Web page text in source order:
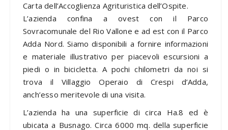
Carta dell’Accoglienza Agrituristica dell’Ospite.
L’azienda confina a ovest con il Parco
Sovracomunale del Rio Vallone e ad est con il Parco
Adda Nord. Siamo disponibili a fornire informazioni
e materiale illustrativo per piacevoli escursioni a
piedi o in bicicletta. A pochi chilometri da noi si
trova il Villaggio Operaio di Crespi d’Adda,
anch’esso meritevole di una visita.
L’azienda ha una superficie di circa Ha.8 ed è
ubicata a Busnago. Circa 6000 mq. della superficie